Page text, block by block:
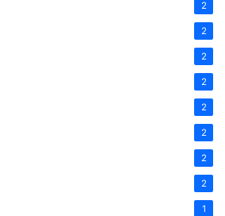
2
2
2
2
2
2
2
2
1